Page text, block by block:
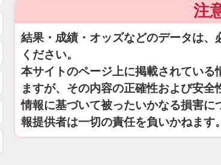
注
結果・成績・オッズなどのデータは
ください。
本サイトのページ上に掲載されている
ますが、その内容の正確性および安
情報に基づいて被ったいかなる損害
報提供者は一切の責任を負いかねます。